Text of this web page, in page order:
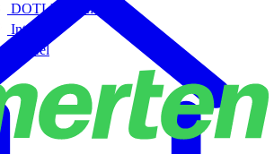
DOTLUX GmbH
Interact
Kaufel